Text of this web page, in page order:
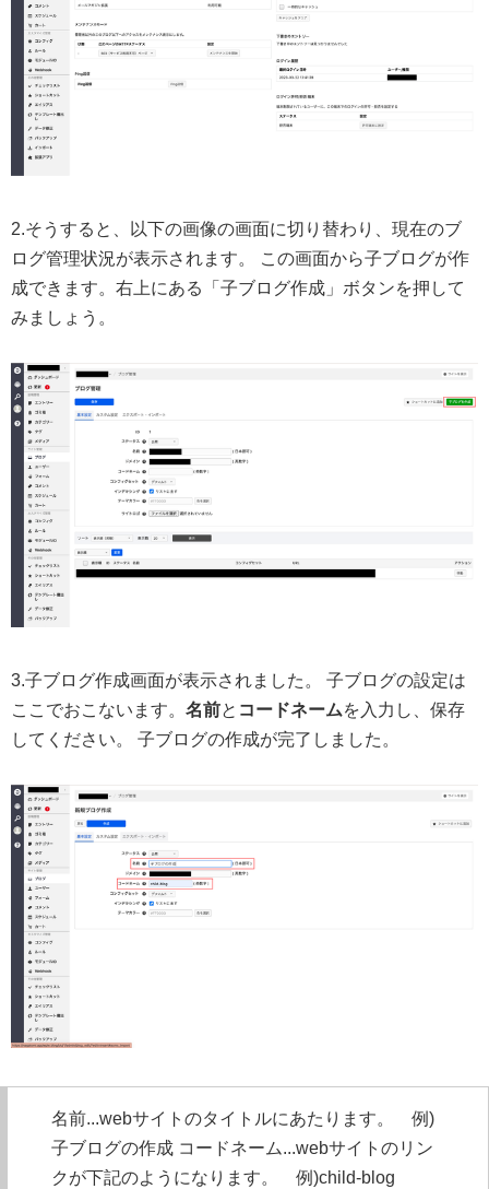
2.そうすると、以下の画像の画面に切り替わり、現在のブ
ログ管理状況が表示されます。 この画面から子ブログが作
成できます。右上にある「子ブログ作成」ボタンを押して
みましょう。
3.子ブログ作成画面が表示されました。 子ブログの設定は
ここでおこないます。 名前と コードネームを入力し、保存
してください。 子ブログの作成が完了しました。
名前...webサイトのタイトルにあたります。 例)
子ブログの作成 コードネーム...webサイトのリン
クが下記のようになります。 例)child-blog